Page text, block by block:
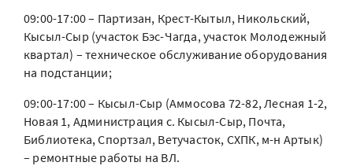
09:00-17:00 – Партизан, Крест-Кытыл, Никольский,
Кысыл-Сыр (участок Бэс-Чагда, участок Молодежный
квартал) – техническое обслуживание оборудования
на подстанции;
09:00-17:00 – Кысыл-Сыр (Аммосова 72-82, Лесная 1-2,
Новая 1, Администрация с. Кысыл-Сыр, Почта,
Библиотека, Спортзал, Ветучасток, СХПК, м-н Артык)
– ремонтные работы на ВЛ.